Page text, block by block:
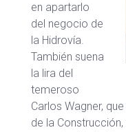
en apartarlo
del negocio de
la Hidrovía.
También suena
la lira del
temeroso
Carlos Wagner,
de la